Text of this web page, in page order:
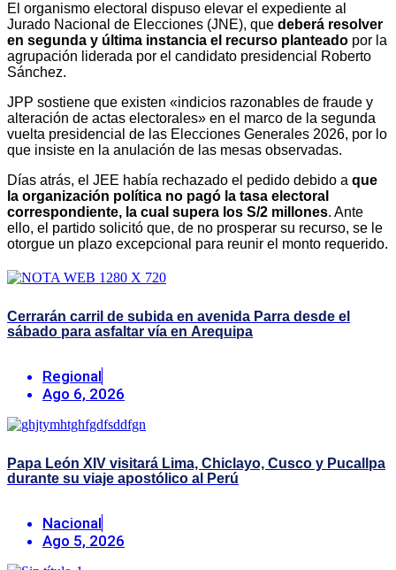
El organismo electoral dispuso elevar el expediente al
Jurado Nacional de Elecciones (JNE), que deberá resolver
en segunda y última instancia el recurso planteado por la
agrupación liderada por el candidato presidencial Roberto
Sánchez.
JPP sostiene que existen «indicios razonables de fraude y
alteración de actas electorales» en el marco de la segunda
vuelta presidencial de las Elecciones Generales 2026, por lo
que insiste en la anulación de las mesas observadas.
Días atrás, el JEE había rechazado el pedido debido a que
la organización política no pagó la tasa electoral
correspondiente, la cual supera los S/2 millones. Ante
ello, el partido solicitó que, de no prosperar su recurso, se le
otorgue un plazo excepcional para reunir el monto requerido.
Cerrarán carril de subida en avenida Parra desde el
sábado para asfaltar vía en Arequipa
Regional
Ago 6, 2026
Papa León XIV visitará Lima, Chiclayo, Cusco y Pucallpa
durante su viaje apostólico al Perú
Nacional
Ago 5, 2026